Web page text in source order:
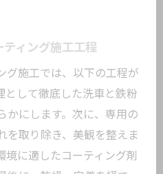
ィング施工工程
グ施工では、以下の工程が
として徹底した洗車と鉄粉
かにします。次に、専用の
を取り除き、美観を整えま
境に適したコーティング剤